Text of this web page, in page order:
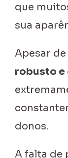
que
sua
Apesar
robusto e
donos.
A falta de